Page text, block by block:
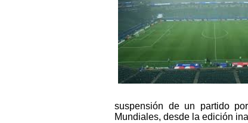
suspensión de un partido
Mundiales, desde la edición